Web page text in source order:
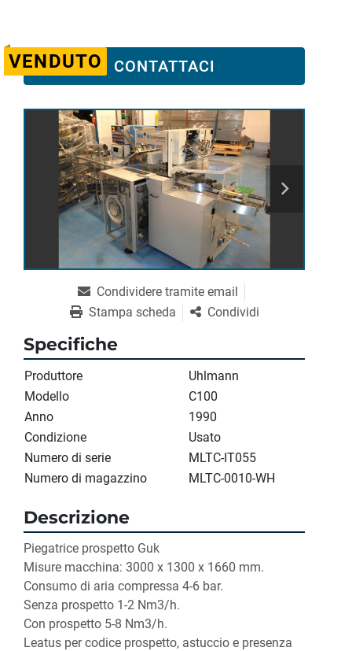
VENDUTO CONTATTACI
Condividere tramite email
Stampa scheda
Condividi
Specifiche
Produttore
Uhlmann
Modello
C100
Anno
1990
Condizione
Usato
Numero di serie
MLTC-IT055
Numero di magazzino
MLTC-0010-WH
Descrizione
Piegatrice prospetto Guk
Misure macchina: 3000 x 1300 x 1660 mm.
Consumo di aria compressa 4-6 bar.
Senza prospetto 1-2 Nm3/h.
Con prospetto 5-8 Nm3/h.
Leatus per codice prospetto, astuccio e presenza